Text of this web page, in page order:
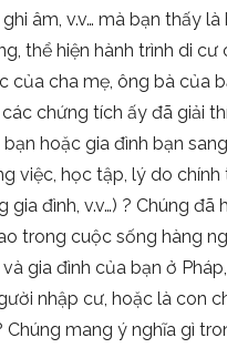
âm, v.v… mà bạn thấy là
thể hiện hành trình di cư
của cha mẹ, ông bà của
chứng tích ấy đã giải
hoặc gia đình bạn
việc, học tập, lý do chính
gia đình, v.v…) ? Chúng đã
trong cuộc sống hàng
gia đình của bạn ở
nhập cư, hoặc là con
Chúng mang ý nghĩa gì